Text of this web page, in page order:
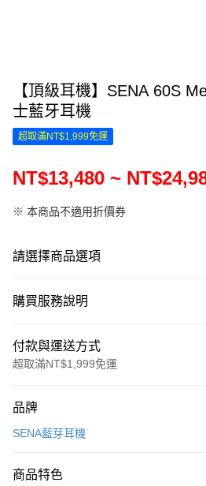
【頂級耳機】SENA 60S
士藍牙耳機
超取滿NT$1,999免運
NT$13,480 ~
※ 本商品不適用折價券
請選擇商品選項
購買服務說明
付款與運送方式
超取滿NT$1,999免運
信用卡一次付款
3 期 0 利率 每期
品牌
SENA藍芽耳機
商品特色